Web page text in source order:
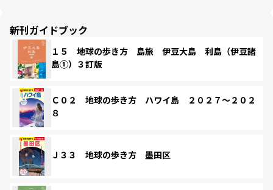
新刊ガイドブック
１５ 地球の歩き方 島旅 伊豆大島 利島（伊豆諸
島①）３訂版
Ｃ０２ 地球の歩き方 ハワイ島 ２０２７～２０２
８
Ｊ３３ 地球の歩き方 墨田区